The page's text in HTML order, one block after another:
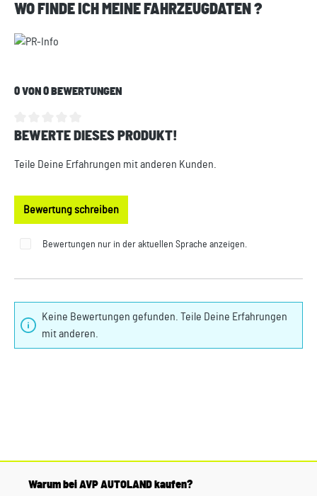
WO FINDE ICH MEINE FAHRZEUGDATEN ?
0 VON 0 BEWERTUNGEN
Durchschnittliche Bewertung von 0 von 5 Sternen
BEWERTE DIESES PRODUKT!
Teile Deine Erfahrungen mit anderen Kunden.
Bewertung schreiben
Bewertungen nur in der aktuellen Sprache anzeigen.
Keine Bewertungen gefunden. Teile Deine Erfahrungen
mit anderen.
Warum bei AVP AUTOLAND kaufen?